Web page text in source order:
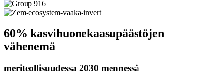
60% kasvihuonekaasupäästöjen
vähenemä
meriteollisuudessa 2030 mennessä